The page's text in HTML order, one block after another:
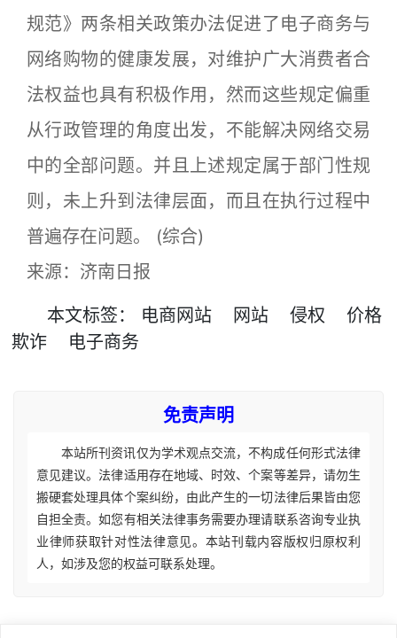
规范》两条相关政策办法促进了电子商务与
网络购物的健康发展，对维护广大消费者合
法权益也具有积极作用，然而这些规定偏重
从行政管理的角度出发，不能解决网络交易
中的全部问题。并且上述规定属于部门性规
则，未上升到法律层面，而且在执行过程中
普遍存在问题。 (综合)
来源：济南日报
本文标签： 电商网站 网站 侵权
价格
欺诈
电子商务
免责声明
本站所刊资讯仅为学术观点交流，不构成任何形式法律
意见建议。法律适用存在地域、时效、个案等差异，请勿生
搬硬套处理具体个案纠纷，由此产生的一切法律后果皆由您
自担全责。如您有相关法律事务需要办理请联系咨询专业执
业律师获取针对性法律意见。本站刊载内容版权归原权利
人，如涉及您的权益可联系处理。